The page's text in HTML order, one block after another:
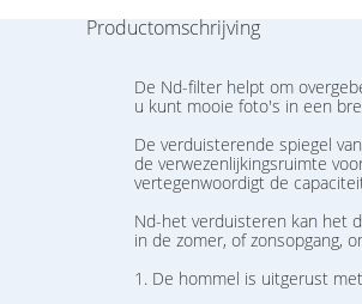
Productomschrijving
De Nd-filter helpt om
u kunt mooie foto's in een
De verduisterende spiegel
de verwezenlijkingsruimte
vertegenwoordigt de
Nd-het verduisteren kan het
in de zomer, of zonsopgang,
1. De hommel is uitgerust